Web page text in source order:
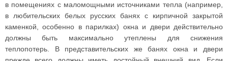
в помещениях с маломощными источниками тепла (например,
в любительских белых русских банях с кирпичной закрытой
каменкой, особенно в парилках) окна и двери действительно
должны быть максимально утеплены для снижения
теплопотерь. В представительских же банях окна и двери